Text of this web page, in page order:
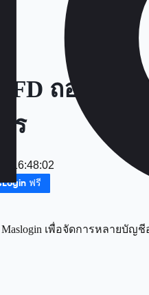
ถอย
ร
16:48:02
ฟรี
เพื่อจัดการหลายบั